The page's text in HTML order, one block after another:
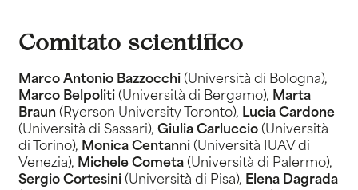
Comitato scientifico
Marco Antonio Bazzocchi (Università di Bologna),
Marco Belpoliti (Università di Bergamo), Marta
Braun(Ryerson University Toronto), Lucia Cardone
(Università di Sassari), Giulia Carluccio(Università
di Torino), Monica Centanni (Università IUAV di
Venezia), Michele Cometa(Università di Palermo),
Sergio Cortesini (Università di Pisa), Elena Dagrada